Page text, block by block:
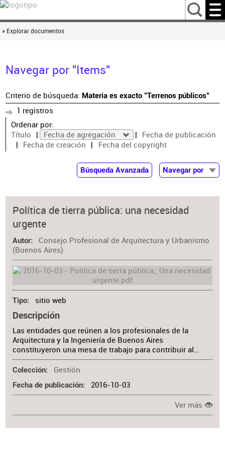
…
» Explorar documentos
Navegar por "Items"
Criterio de búsqueda: Materia es exacto "Terrenos públicos"
1 registros
Ordenar por:
Título
Fecha de agregación
Fecha de publicación
Fecha de creación
Fecha del copyright
Búsqueda Avanzada
Navegar por
Autor
Colaborador
Política de tierra pública: una necesidad
urgente
Autor
Consejo Profesional de Arquitectura y Urbanismo
(Buenos Aires)
Tipo sitio web
Descripción
Las entidades que reúnen a los profesionales de la
Arquitectura y la Ingeniería de Buenos Aires
constituyeron una mesa de trabajo para contribuir al…
Colección Gestión
Fecha de publicación 2016-10-03
Ver más